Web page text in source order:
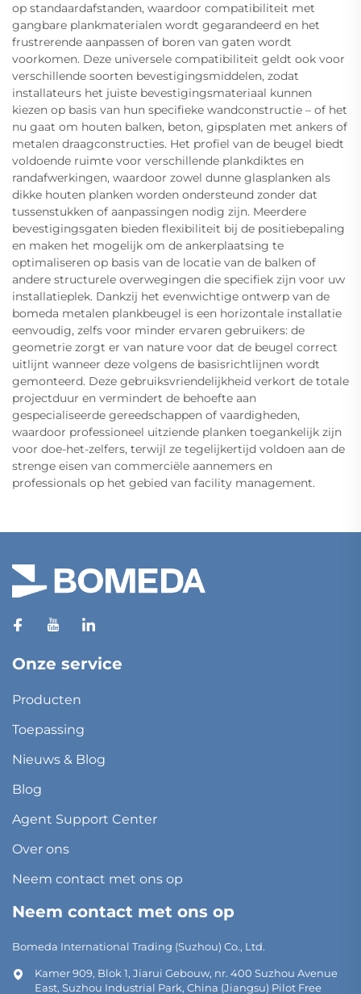
op standaardafstanden, waardoor compatibiliteit met
gangbare plankmaterialen wordt gegarandeerd en het
frustrerende aanpassen of boren van gaten wordt
voorkomen. Deze universele compatibiliteit geldt ook voor
verschillende soorten bevestigingsmiddelen, zodat
installateurs het juiste bevestigingsmateriaal kunnen
kiezen op basis van hun specifieke wandconstructie – of het
nu gaat om houten balken, beton, gipsplaten met ankers of
metalen draagconstructies. Het profiel van de beugel biedt
voldoende ruimte voor verschillende plankdiktes en
randafwerkingen, waardoor zowel dunne glasplanken als
dikke houten planken worden ondersteund zonder dat
tussenstukken of aanpassingen nodig zijn. Meerdere
bevestigingsgaten bieden flexibiliteit bij de positiebepaling
en maken het mogelijk om de ankerplaatsing te
optimaliseren op basis van de locatie van de balken of
andere structurele overwegingen die specifiek zijn voor uw
installatieplek. Dankzij het evenwichtige ontwerp van de
bomeda metalen plankbeugel is een horizontale installatie
eenvoudig, zelfs voor minder ervaren gebruikers: de
geometrie zorgt er van nature voor dat de beugel correct
uitlijnt wanneer deze volgens de basisrichtlijnen wordt
gemonteerd. Deze gebruiksvriendelijkheid verkort de totale
projectduur en vermindert de behoefte aan
gespecialiseerde gereedschappen of vaardigheden,
waardoor professioneel uitziende planken toegankelijk zijn
voor doe-het-zelfers, terwijl ze tegelijkertijd voldoen aan de
strenge eisen van commerciële aannemers en
professionals op het gebied van facility management.
Onze service
Producten
Toepassing
Nieuws & Blog
Blog
Agent Support Center
Over ons
Neem contact met ons op
Neem contact met ons op
Bomeda International Trading (Suzhou) Co., Ltd.
Kamer 909, Blok 1, Jiarui Gebouw, nr. 400 Suzhou Avenue
East, Suzhou Industrial Park, China (Jiangsu) Pilot Free